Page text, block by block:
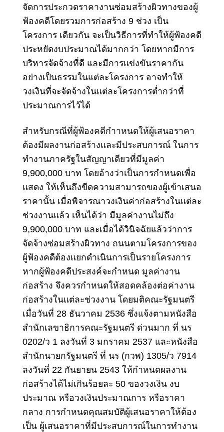
จัดการประกวดราคางานซ่อมสร้างผิวทางของผู้
ฟ้องคดีโดยรวมการก่อสร้าง 9 ช่วง เป็น
โครงการ เดียวกัน จะเป็นวิธีการที่ทําให้ผู้ฟ้องคดี
ประหยัดงบประมาณได้มากกว่า โดยหากมีการ
บริหารจัดจ้างที่ดี และมีการแข่งขันราคากัน
อย่างเป็นธรรมในแต่ละโครงการ อาจทําให้
วงเงินที่จะจัดจ้างในแต่ละโครงการต่ำกว่าที่
ประมาณการไว้ได้
สําหรับกรณีที่ผู้ฟ้องคดีกําาหนดให้ผู้เสนอราคา
ต้องมีผลงานก่อสร้างและมีประสบการณ์ ในการ
ทํางานภาครัฐในสัญญาเดียวที่มีมูลค่า
9,900,000 บาท โดยอ้างว่าเป็นการกําหนดเพื่อ
แสดง ให้เห็นถึงขีดความสามารถของผู้เข้าเสนอ
ราคานั้น เมื่อพิจารณาวงเงินค่าก่อสร้างในแต่ละ
ช่วงงานแล้ว เห็นได้ว่า มีมูลค่างานไม่ถึง
9,900,000 บาท และเมื่อได้วินิจฉัยแล้วว่าการ
จัดจ้างซ่อมสร้างผิวทาง ถนนตามโครงการของ
ผู้ฟ้องคดีต้องแยกดําเนินการเป็นรายโครงการ
หากผู้ฟ้องคดีประสงค์จะกําหนด มูลค่างาน
ก่อสร้าง จึงควรกําหนดให้สอดคล้องต่อค่างาน
ก่อสร้างในแต่ละช่วงงาน โดยมติคณะรัฐมนตรี
เมื่อวันที่ 28 ธันวาคม 2536 ซึ่งแจ้งตามหนังสือ
สํานักเลขาธิการคณะรัฐมนตรี ด่วนมาก ที่ นร
0202/ว 1 ลงวันที่ 3 มกราคม 2537 และหนังสือ
สํานักนายกรัฐมนตรี ที่ นร (กวพ) 1305/ว 7914
ลงวันที่ 22 กันยายน 2543 ให้กําหนดผลงาน
ก่อสร้างได้ไม่เกินร้อยละ 50 ของวงเงิน งบ
ประมาณ หรือวงเงินประมาณการ หรือราคา
กลาง การกําหนดคุณสมบัติผู้เสนอราคาให้ต้อง
เป็น ผู้เสนอราคาที่มีประสบการณ์ในการทํางาน